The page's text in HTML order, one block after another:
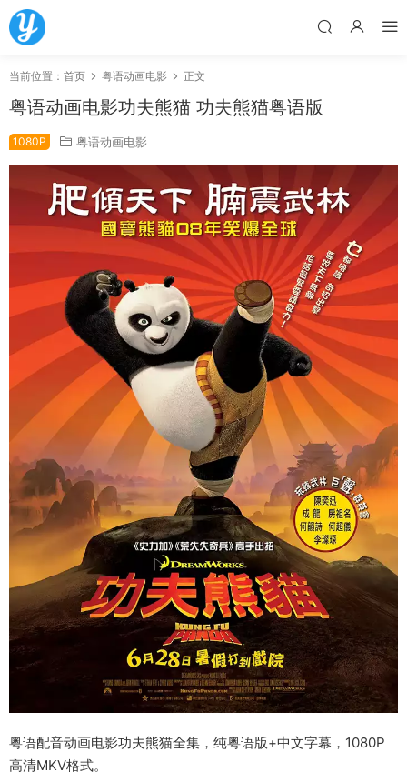
当前位置： 首页 粤语动画电影 正文
粤语动画电影功夫熊猫 功夫熊猫粤语版
1080P 粤语动画电影
粤语配音动画电影功夫熊猫全集，纯粤语版+中文字幕，1080P
高清MKV格式。